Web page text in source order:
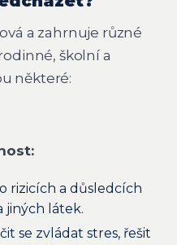
a zahrnuje různé
školní a
některé:
rizicích a důsledcích
jiných látek.
se zvládat stres, řešit